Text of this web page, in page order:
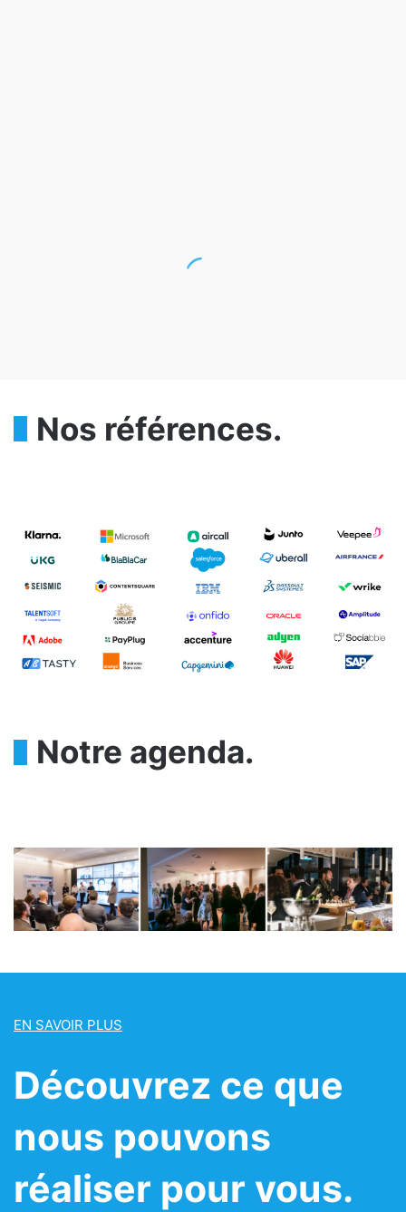
Nos références.
Notre agenda.
EN SAVOIR PLUS
Découvrez ce que
nous pouvons
réaliser pour vous.